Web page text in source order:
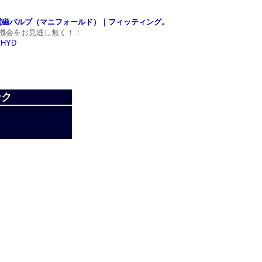
バルブ（マニフォールド）｜フィッティング。
会をお見逃し無く！！